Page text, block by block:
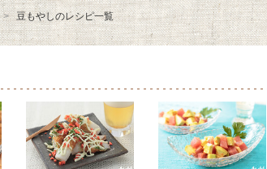
豆もやしのレシピ一覧